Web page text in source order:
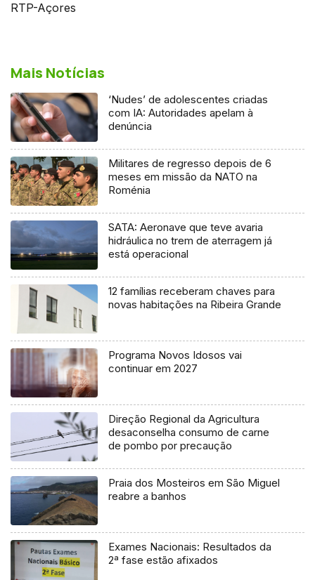
RTP-Açores
Mais Notícias
‘Nudes’ de adolescentes criadas
com IA: Autoridades apelam à
denúncia
Militares de regresso depois de 6
meses em missão da NATO na
Roménia
SATA: Aeronave que teve avaria
hidráulica no trem de aterragem já
está operacional
12 famílias receberam chaves para
novas habitações na Ribeira Grande
Programa Novos Idosos vai
continuar em 2027
Direção Regional da Agricultura
desaconselha consumo de carne
de pombo por precaução
Praia dos Mosteiros em São Miguel
reabre a banhos
Exames Nacionais: Resultados da
2ª fase estão afixados